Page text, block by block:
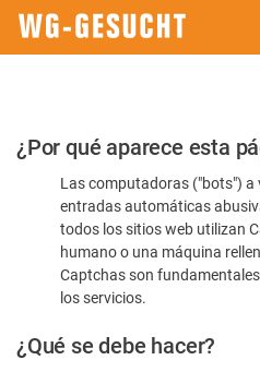
Por
favor,
confirme
humano
¿Por qué aparece esta
Las computadoras ("bots") a
entradas automáticas
todos los sitios web utilizan
humano o una máquina
Captchas son
los servicios.
¿Qué se debe hacer?